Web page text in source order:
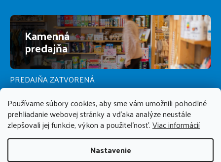
Používame súbory cookies, aby sme vám umožnili pohodlné
prehliadanie webovej stránky a vďaka analýze neustále
zlepšovali jej funkcie, výkon a použiteľnosť.Viac informácií
Nastavenie
Kamenná
predajňa
PREDAJŇA ZATVORENÁ